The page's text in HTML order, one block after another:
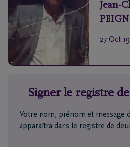
propos
nous
Organiser
des
funérailles
Jean-
27 Oct
Signer le registre
Votre nom, prénom et message
apparaîtra dans le registre de